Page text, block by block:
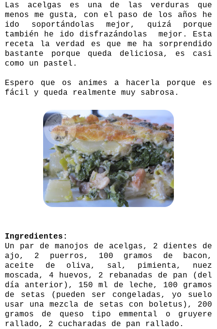
Las acelgas es una de las verduras que
menos me gusta, con el paso de los años he
ido soportándolas mejor, quizá porque
también he ido disfrazándolas mejor. Esta
receta la verdad es que me ha sorprendido
bastante porque queda deliciosa, es casi
como un pastel.
Espero que os animes a hacerla porque es
fácil y queda realmente muy sabrosa.
Ingredientes:
Un par de manojos de acelgas, 2 dientes de
ajo, 2 puerros, 100 gramos de bacon,
aceite de oliva, sal, pimienta, nuez
moscada, 4 huevos, 2 rebanadas de pan (del
día anterior), 150 ml de leche, 100 gramos
de setas (pueden ser congeladas, yo suelo
usar una mezcla de setas con boletus), 200
gramos de queso tipo emmental o gruyere
rallado, 2 cucharadas de pan rallado.